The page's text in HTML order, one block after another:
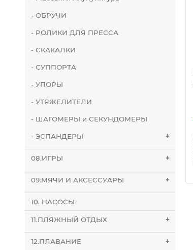
- ОБРУЧИ
- РОЛИКИ ДЛЯ ПРЕССА
- СКАКАЛКИ
- СУППОРТА
- УПОРЫ
- УТЯЖЕЛИТЕЛИ
- ШАГОМЕРЫ и СЕКУНДОМЕРЫ
- ЭСПАНДЕРЫ +
08.ИГРЫ +
09.МЯЧИ И АКСЕССУАРЫ +
10. НАСОСЫ
11.ПЛЯЖНЫЙ ОТДЫХ +
12.ПЛАВАНИЕ +
HKEM1208-06-PURPLE Коврик
туристический пенный
10019001
Характеристики: \n\nМатериал:
\nРазмеры: 150 х 60 х 0,6см. \nВес
в упаковке: 600 гр. \nЦвет: ..